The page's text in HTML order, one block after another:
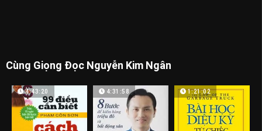
Cùng Giọng Đọc Nguyễn Kim Ngân
4:43:20 4:31:58 1:21:02